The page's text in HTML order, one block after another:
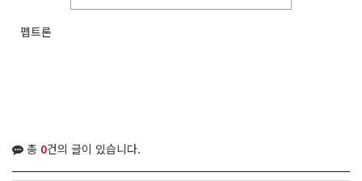
펩트론
총 0건의 글이 있습니다.